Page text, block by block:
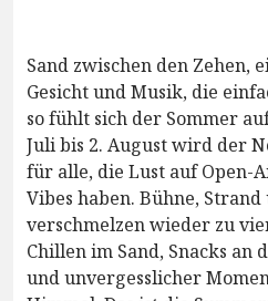
Sand zwischen den Zehen,
Gesicht und Musik, die
so fühlt sich der Sommer
Juli bis 2. August wird der
für alle, die Lust auf Open-
Vibes haben. Bühne,
verschmelzen wieder zu
Chillen im Sand, Snacks an
und unvergesslicher